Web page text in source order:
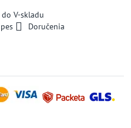
V-skladu
Doručenia